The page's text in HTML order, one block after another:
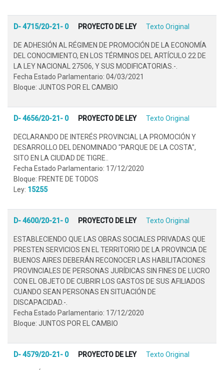
D- 4715/20-21- 0 PROYECTO DE LEY Texto Original
DE ADHESIÓN AL RÉGIMEN DE PROMOCIÓN DE LA ECONOMÍA
DEL CONOCIMIENTO, EN LOS TÉRMINOS DEL ARTÍCULO 22 DE
LA LEY NACIONAL 27506, Y SUS MODIFICATORIAS.-.
Fecha Estado Parlamentario: 04/03/2021
Bloque: JUNTOS POR EL CAMBIO
D- 4656/20-21- 0 PROYECTO DE LEY Texto Original
DECLARANDO DE INTERÉS PROVINCIAL LA PROMOCIÓN Y
DESARROLLO DEL DENOMINADO "PARQUE DE LA COSTA",
SITO EN LA CIUDAD DE TIGRE..
Fecha Estado Parlamentario: 17/12/2020
Bloque: FRENTE DE TODOS
Ley: 15255
D- 4600/20-21- 0 PROYECTO DE LEY Texto Original
ESTABLECIENDO QUE LAS OBRAS SOCIALES PRIVADAS QUE
PRESTEN SERVICIOS EN EL TERRITORIO DE LA PROVINCIA DE
BUENOS AIRES DEBERÁN RECONOCER LAS HABILITACIONES
PROVINCIALES DE PERSONAS JURÍDICAS SIN FINES DE LUCRO
CON EL OBJETO DE CUBRIR LOS GASTOS DE SUS AFILIADOS
CUANDO SEAN PERSONAS EN SITUACIÓN DE
DISCAPACIDAD.-.
Fecha Estado Parlamentario: 17/12/2020
Bloque: JUNTOS POR EL CAMBIO
D- 4579/20-21- 0 PROYECTO DE LEY Texto Original